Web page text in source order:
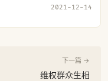
2021-12-14
下一篇 →
维权群众生相